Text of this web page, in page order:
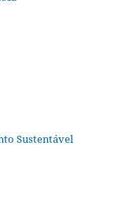
Sustentável